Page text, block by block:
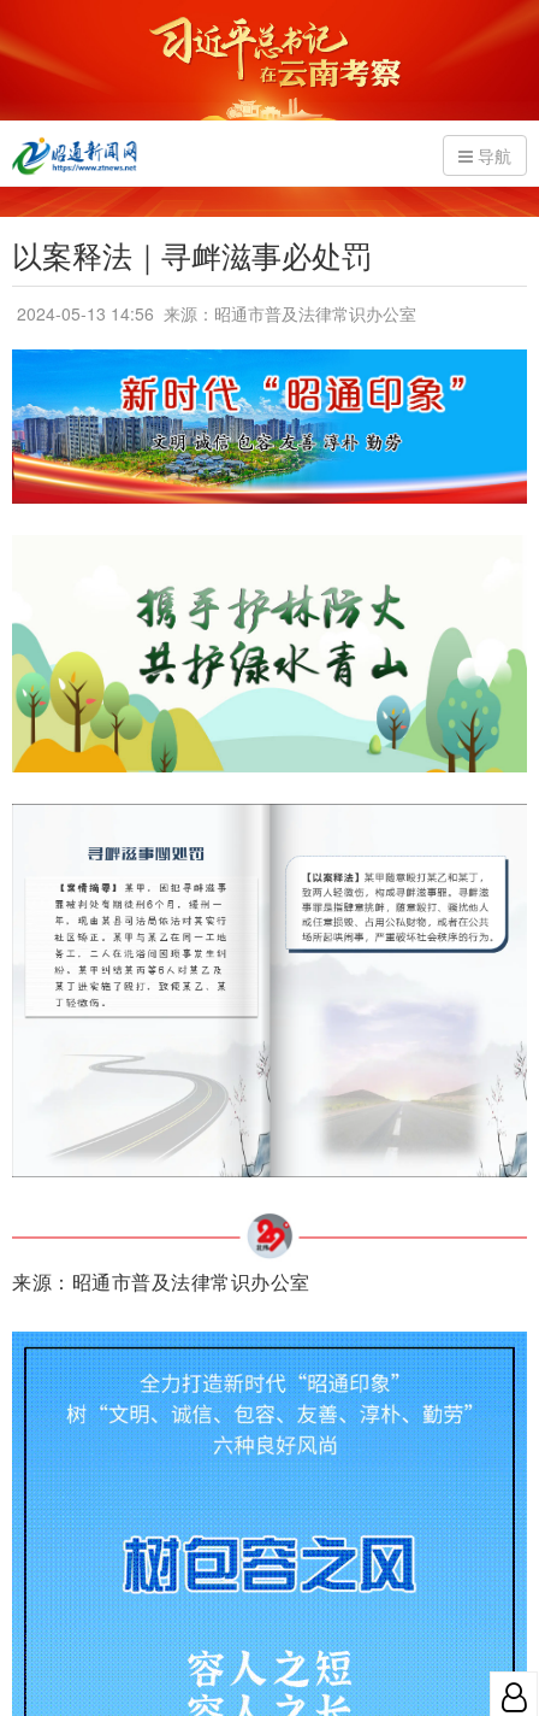
导航
以案释法｜寻衅滋事必处罚
2024-05-13 14:56 来源：昭通市普及法律常识办公室
来源： 昭通市普及法律常识办公室